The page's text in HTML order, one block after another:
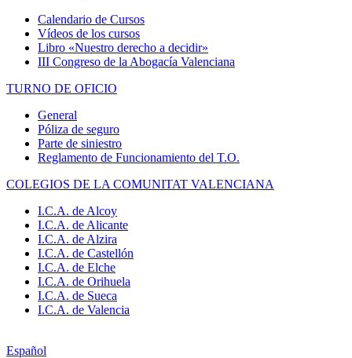
Calendario de Cursos
Vídeos de los cursos
Libro «Nuestro derecho a decidir»
III Congreso de la Abogacía Valenciana
TURNO DE OFICIO
General
Póliza de seguro
Parte de siniestro
Reglamento de Funcionamiento del T.O.
COLEGIOS DE LA COMUNITAT VALENCIANA
I.C.A. de Alcoy
I.C.A. de Alicante
I.C.A. de Alzira
I.C.A. de Castellón
I.C.A. de Elche
I.C.A. de Orihuela
I.C.A. de Sueca
I.C.A. de Valencia
Español